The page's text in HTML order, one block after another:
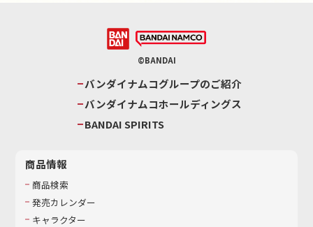
©BANDAI
バンダイナムコグループのご紹介
バンダイナムコホールディングス
BANDAI SPIRITS
商品情報
商品検索
発売カレンダー
キャラクター